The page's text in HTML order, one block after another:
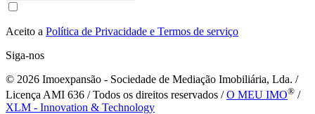
Aceito a Política de Privacidade e Termos de serviço
Siga-nos
© 2026 Imoexpansão - Sociedade de Mediação Imobiliária, Lda. /
Licença AMI 636 / Todos os direitos reservados /O MEU IMO® /
XLM - Innovation & Technology